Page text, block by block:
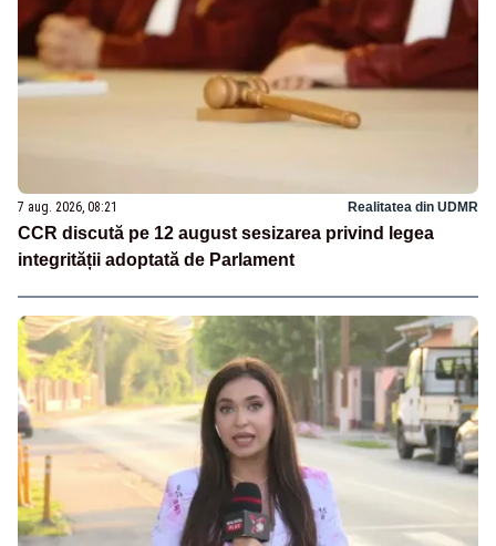
7 aug. 2026, 08:21 Realitatea din UDMR
CCR discută pe 12 august sesizarea privind legea
integrității adoptată de Parlament